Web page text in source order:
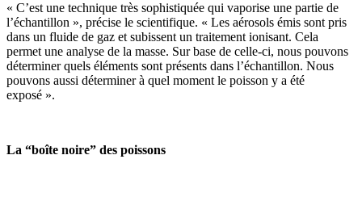
« C’est une technique très sophistiquée qui vaporise une partie de
l’échantillon », précise le scientifique. « Les aérosols émis sont pris
dans un fluide de gaz et subissent un traitement ionisant. Cela
permet une analyse de la masse. Sur base de celle-ci, nous pouvons
déterminer quels éléments sont présents dans l’échantillon. Nous
pouvons aussi déterminer à quel moment le poisson y a été
exposé ».
La “boîte noire” des poissons